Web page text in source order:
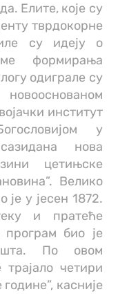
Елите, које су
тврдокорне
су идеју о
формирања
одиграле су
институт
у
нова
цетињске
Велико
у јесен 1872.
и пратеће
био је
По овом
четири
касније